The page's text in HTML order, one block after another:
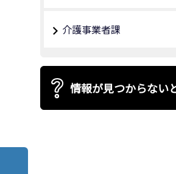
介護事業者課
情報が見つからない